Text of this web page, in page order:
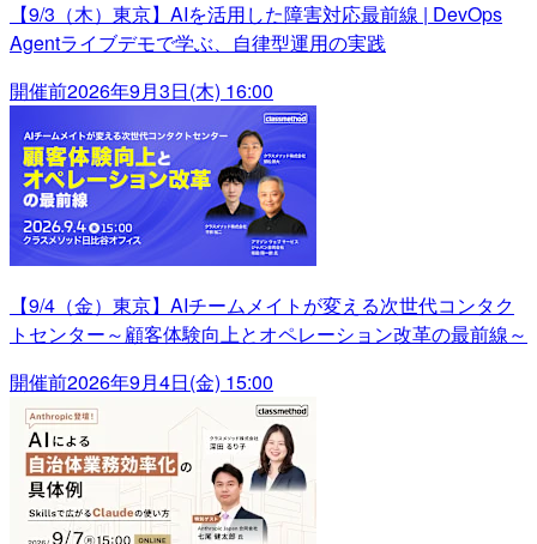
【9/3（木）東京】AIを活用した障害対応最前線 | DevOps
Agentライブデモで学ぶ、自律型運用の実践
開催前2026年9月3日(木) 16:00
【9/4（金）東京】AIチームメイトが変える次世代コンタク
トセンター～顧客体験向上とオペレーション改革の最前線～
開催前2026年9月4日(金) 15:00